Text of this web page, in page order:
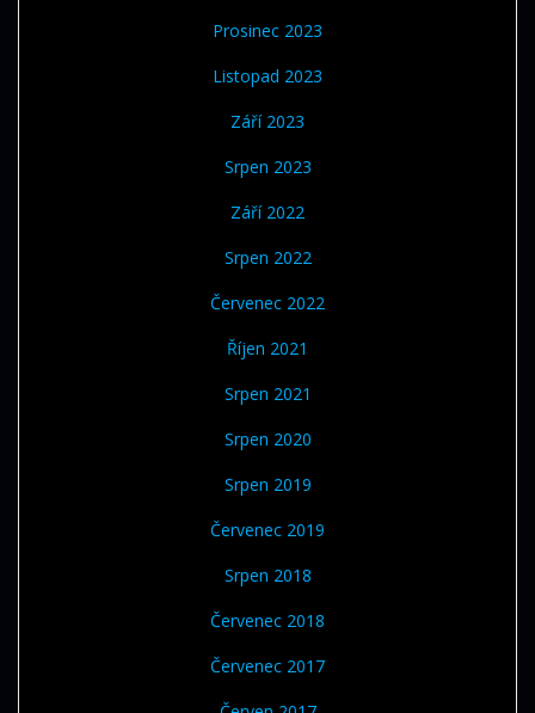
Prosinec 2023
Listopad 2023
Září 2023
Srpen 2023
Září 2022
Srpen 2022
Červenec 2022
Říjen 2021
Srpen 2021
Srpen 2020
Srpen 2019
Červenec 2019
Srpen 2018
Červenec 2018
Červenec 2017